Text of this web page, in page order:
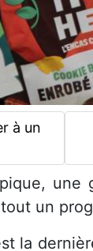
à un
une
tout un
la